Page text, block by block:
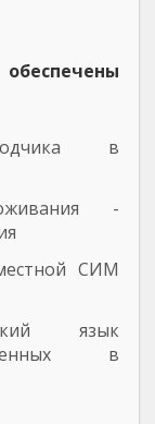
в
-
СИМ
язык
в